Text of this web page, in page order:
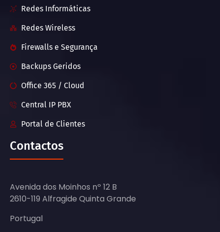
Redes Informáticas
Redes Wireless
Firewalls e Segurança
Backups Geridos
Office 365 / Cloud
Central IP PBX
Portal de Clientes
Contactos
Avenida dos Moinhos nº 12 B
2610-119 Alfragide Quinta Grande
Portugal